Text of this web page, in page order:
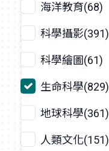
海洋教育(68)
科學攝影(391)
科學繪圖(61)
生命科學(829)
地球科學(361)
人類文化(151)